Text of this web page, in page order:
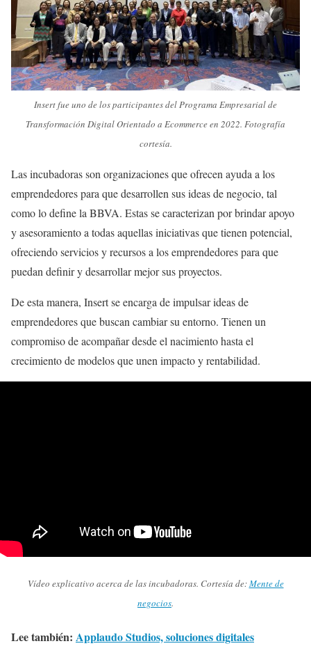
Insert fue uno de los participantes del Programa Empresarial de
Transformación Digital Orientado a Ecommerce en 2022. Fotografía
cortesía.
Las incubadoras son organizaciones que ofrecen ayuda a los
emprendedores para que desarrollen sus ideas de negocio, tal
como lo define la BBVA. Estas se caracterizan por brindar apoyo
y asesoramiento a todas aquellas iniciativas que tienen potencial,
ofreciendo servicios y recursos a los emprendedores para que
puedan definir y desarrollar mejor sus proyectos.
De esta manera, Insert se encarga de impulsar ideas de
emprendedores que buscan cambiar su entorno. Tienen un
compromiso de acompañar desde el nacimiento hasta el
crecimiento de modelos que unen impacto y rentabilidad.
Vídeo explicativo acerca de las incubadoras. Cortesía de:Mente de
negocios.
Lee también: Applaudo Studios, soluciones digitales